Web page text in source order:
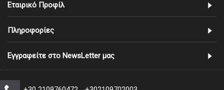
Εταιρικό Προφίλ
Πληροφορίες
Εγγραφείτε στο NewsLetter μας